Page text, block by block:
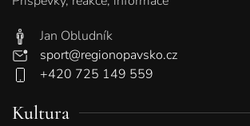
Jan Obludník
sport@regionopavsko.cz
+420 725 149 559
Kultura